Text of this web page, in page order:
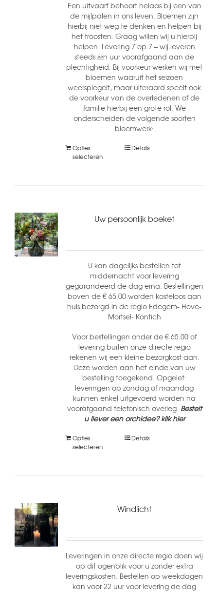
Een uitvaart behoort helaas bij een van
de mijlpalen in ons leven. Bloemen zijn
hierbij niet weg te denken en helpen bij
het troosten. Graag willen wij u hierbij
helpen. Levering 7 op 7 – wij leveren
steeds één uur voorafgaand aan de
plechtigheid. Bij voorkeur werken wij met
bloemen waaruit het seizoen
weerspiegelt, maar uiteraard speelt ook
de voorkeur van de overledenen of de
familie hierbij een grote rol. We
onderscheiden de volgende soorten
bloemwerk:
Opties
selecteren
Details
Uw persoonlijk boeket
U kan dagelijks bestellen tot
middernacht voor levering
gegarandeerd de dag erna. Bestellingen
boven de € 65.00 worden kosteloos aan
huis bezorgd in de regio Edegem- Hove-
Mortsel- Kontich
Voor bestellingen onder de € 65.00 of
levering buiten onze directe regio
rekenen wij een kleine bezorgkost aan.
Deze worden aan het einde van uw
bestelling toegekend. Opgelet:
leveringen op zondag of maandag
kunnen enkel uitgevoerd worden na
voorafgaand telefonisch overleg. Bestelt
u liever een orchidee? klik hier
Opties
selecteren
Details
Windlicht
Leveringen in onze directe regio doen wij
op dit ogenblik voor u zonder extra
leveringskosten. Bestellen op weekdagen
kan voor 22 uur voor levering de dag